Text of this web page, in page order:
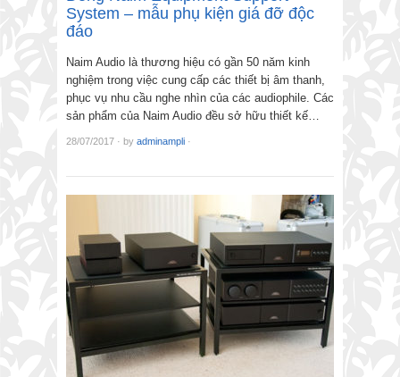
System – mẫu phụ kiện giá đỡ độc
đáo
Naim Audio là thương hiệu có gần 50 năm kinh
nghiệm trong việc cung cấp các thiết bị âm thanh,
phục vụ nhu cầu nghe nhìn của các audiophile. Các
sản phẩm của Naim Audio đều sở hữu thiết kế…
28/07/2017 · by adminampli ·